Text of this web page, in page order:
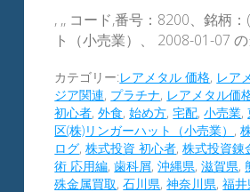
, ,, コード,番号：8200、銘柄
ト（小売業）、 2008-01-07
カテゴリー:レアメタル 価格, レア
ジア関連, プラチナ, レアメタル価
初心者,外食,始め方,宅配,小売業,
区(株)リンガーハット（小売業） ,
ログ,株式投資 初心者,株式投資錬
術 応用編,歯科屑,沖縄県,滋賀県,
殊金属買取,石川県,神奈川県,福